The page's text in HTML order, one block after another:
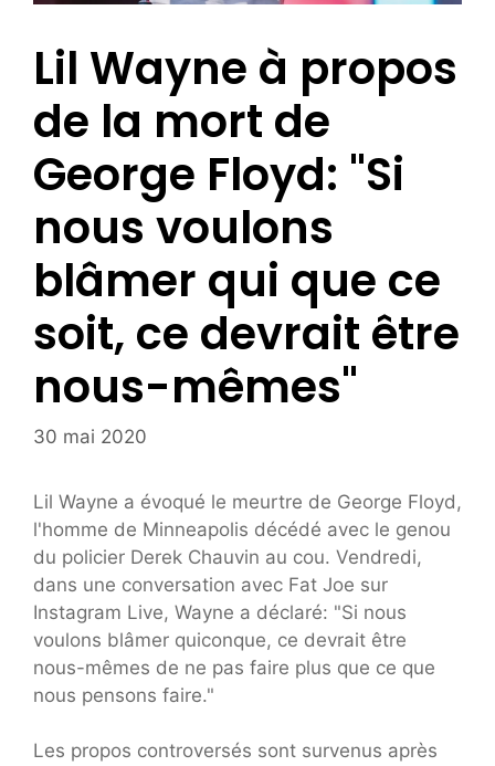
Lil Wayne à propos
de la mort de
George Floyd: "Si
nous voulons
blâmer qui que ce
soit, ce devrait être
nous-mêmes"
30 mai 2020
Lil Wayne a évoqué le meurtre de George Floyd,
l'homme de Minneapolis décédé avec le genou
du policier Derek Chauvin au cou. Vendredi,
dans une conversation avec Fat Joe sur
Instagram Live, Wayne a déclaré: "Si nous
voulons blâmer quiconque, ce devrait être
nous-mêmes de ne pas faire plus que ce que
nous pensons faire."
Les propos controversés sont survenus après